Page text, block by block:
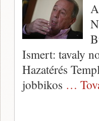
Ismert: tavaly
Hazatérés
jobbikos …